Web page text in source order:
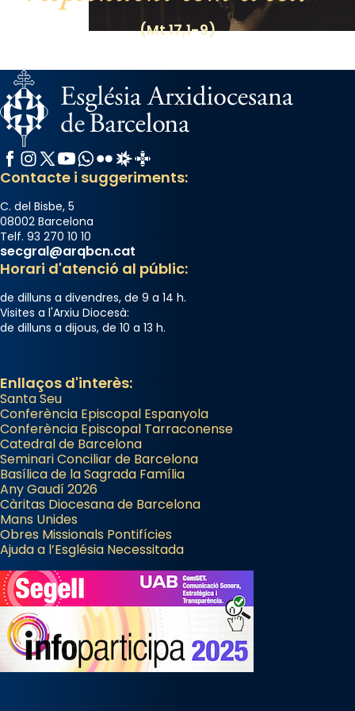
(Mt 17,1-9)
Facebook
Instagram
X / Twitter
YouTube
WhatsApp
FlickrRadio Estel
Catalunya Cristiana
Contacte i suggeriments:
C. del Bisbe, 5
08002 Barcelona
Telf. 93 270 10 10
secgral@arqbcn.cat
Horari d'atenció al públic:
de dilluns a divendres, de 9 a 14 h.
Visites a l'Arxiu Diocesà:
de dilluns a dijous, de 10 a 13 h.
Enllaços d'interès:
Santa Seu
Conferència Episcopal Espanyola
Conferència Episcopal Tarraconense
Catedral de Barcelona
Seminari Conciliar de Barcelona
Basílica de la Sagrada Família
Any Gaudí 2026
Càritas Diocesana de Barcelona
Mans Unides
Obres Missionals Pontifícies
Ajuda a l’Església Necessitada